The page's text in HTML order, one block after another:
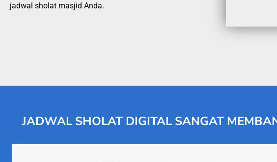
jadwal sholat masjid Anda.
JADWAL SHOLAT DIGITAL SANGAT